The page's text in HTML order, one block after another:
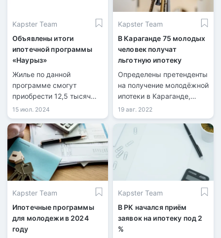
Kapster Team
Объявлены итоги
ипотечной программы
«Наурыз»
Жилье по данной
программе смогут
приобрести 12,5 тысяч
казахстанцев.
15 июл. 2024
Kapster Team
В Караганде 75 молодых
человек получат
льготную ипотеку
Определены претенденты
на получение молодёжной
ипотеки в Караганде,
передает
информационная служба
kn.kz со ссылкой на
акимат Карагандинской
области. Инициатором
льготной программы для
работающей молодёжи
стал акимат области
совместно с Отбасы
банком.
19 авг. 2022
Kapster Team
Ипотечные программы
для молодежи в 2024
году
Kapster Team
В РК начался приём
заявок на ипотеку под 2
%